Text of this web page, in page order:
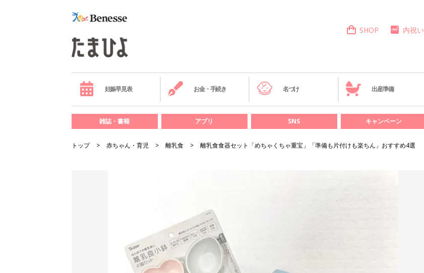
SHOP 内祝い
妊娠早見表 お金・手続き 名づけ 出産準備
雑誌・書籍 アプリ SNS キャンペーン
トップ 赤ちゃん・育児 離乳食 離乳食食器セット「めちゃくちゃ重宝」「準備も片付けも楽ちん」おすすめ4選